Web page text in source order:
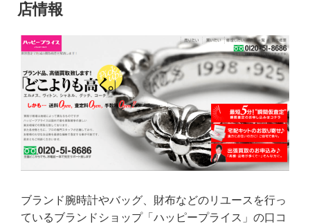
店情報
ブランド腕時計やバッグ、財布などのリユースを行っ
ているブランドショップ「ハッピープライス」の口コ